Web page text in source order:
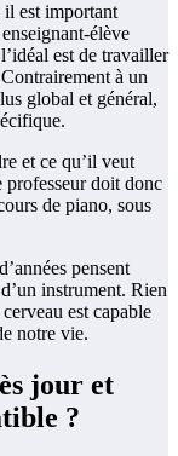
il est important
élève
est de travailler
à un
global et général,
et ce qu’il veut
professeur doit donc
de piano, sous
pensent
instrument. Rien
est capable
notre vie.
jour et
?